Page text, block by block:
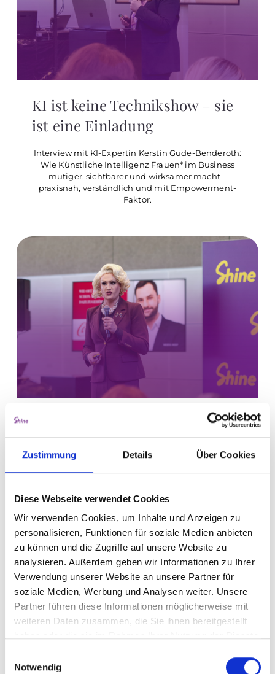
Zustimmung Details Über Cookies
Diese Webseite verwendet Cookies
Wir verwenden Cookies, um Inhalte und Anzeigen zu
personalisieren, Funktionen für soziale Medien anbieten
zu können und die Zugriffe auf unsere Website zu
analysieren. Außerdem geben wir Informationen zu Ihrer
Verwendung unserer Website an unsere Partner für
soziale Medien, Werbung und Analysen weiter. Unsere
Partner führen diese Informationen möglicherweise mit
weiteren Daten zusammen, die Sie ihnen bereitgestellt
Notwendig
KI ist keine Technikshow – sie
ist eine Einladung
Interview mit KI-Expertin Kerstin Gude-Benderoth:
Wie Künstliche Intelligenz Frauen* im Business
mutiger, sichtbarer und wirksamer macht –
praxisnah, verständlich und mit Empowerment-
Faktor.
Meryl Deep über Mut, Wandel
und die Haltung, die
Unternehmen heute brauchen
Deep, Keynote-Speakerin auf dem SHINE Female
Business Summit, im Gespräch über Mut, Führung
und die Frage, warum Employer Branding ohne
gelebte Kultur verpufft.